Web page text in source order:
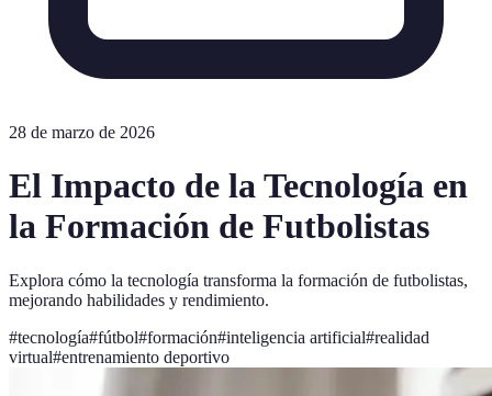
28 de marzo de 2026
El Impacto de la Tecnología en
la Formación de Futbolistas
Explora cómo la tecnología transforma la formación de futbolistas,
mejorando habilidades y rendimiento.
#tecnología#fútbol#formación#inteligencia artificial#realidad
virtual#entrenamiento deportivo